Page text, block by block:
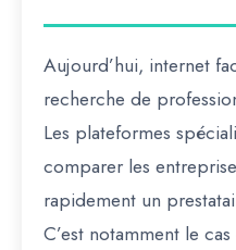
Aujourd’hui, internet
recherche de
Les plateformes
comparer les
rapidement un
C’est notamment le